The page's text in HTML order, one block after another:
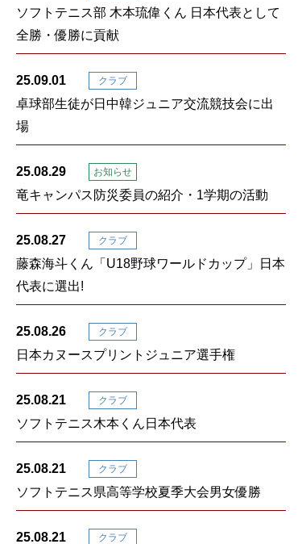
ソフトテニス部 木本琉偉くん 日本代表として
全勝・優勝に貢献
クラブ
25.09.01
卓球部生徒が日中韓ジュニア交流競技会に出
場
お知らせ
25.08.29
竜キャンパス防災委員の紹介・1学期の活動
クラブ
25.08.27
藤森海斗くん「U18野球ワールドカップ」日本
代表に選出!
クラブ
25.08.26
日本カヌースプリントジュニア選手権
クラブ
25.08.21
ソフトテニス木本くん日本代表
クラブ
25.08.21
ソフトテニス県高等学校夏季大会男女優勝
クラブ
25.08.21